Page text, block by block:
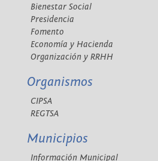
Bienestar Social
Presidencia
Fomento
Economía y Hacienda
Organización y RRHH
Organismos
CIPSA
REGTSA
Municipios
Información Municipal